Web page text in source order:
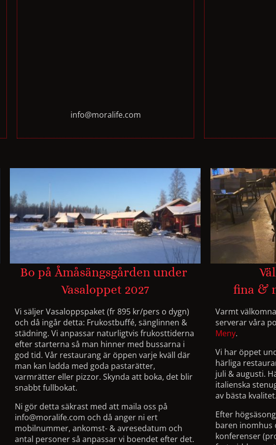
info@moralife.com
Bo på Åmåsängsgården under
Vasaloppet 2027
Vi säljer Vasaloppspaket (fr 895 kr/pers o dygn)
och då ingår detta: Frukostbuffé, sänglinnen &
städning. Vi anpassar naturligtvis frukosttiderna
efter starterna så man hinner med bussarna i
god tid. Vår restaurang är öppen varje kväll där
man kan ladda med goda pastarätter,
varmrätter eller pizzor. Skynda att boka, det blir
snabbt fullbokat.
Ni gör detta säkrast med att maila oss på
info@moralife.com och då anger ni ert
mobilnummer, ankomst- & avresedatum och
antal personer så anpassar vi boendet efter det.
fina &
Varmt
serverar våra
Meny.
Vi har öppet
härliga
juli & augusti.
italienska
av bästa kvalitet.
Efter
baren inomhus
konferenser